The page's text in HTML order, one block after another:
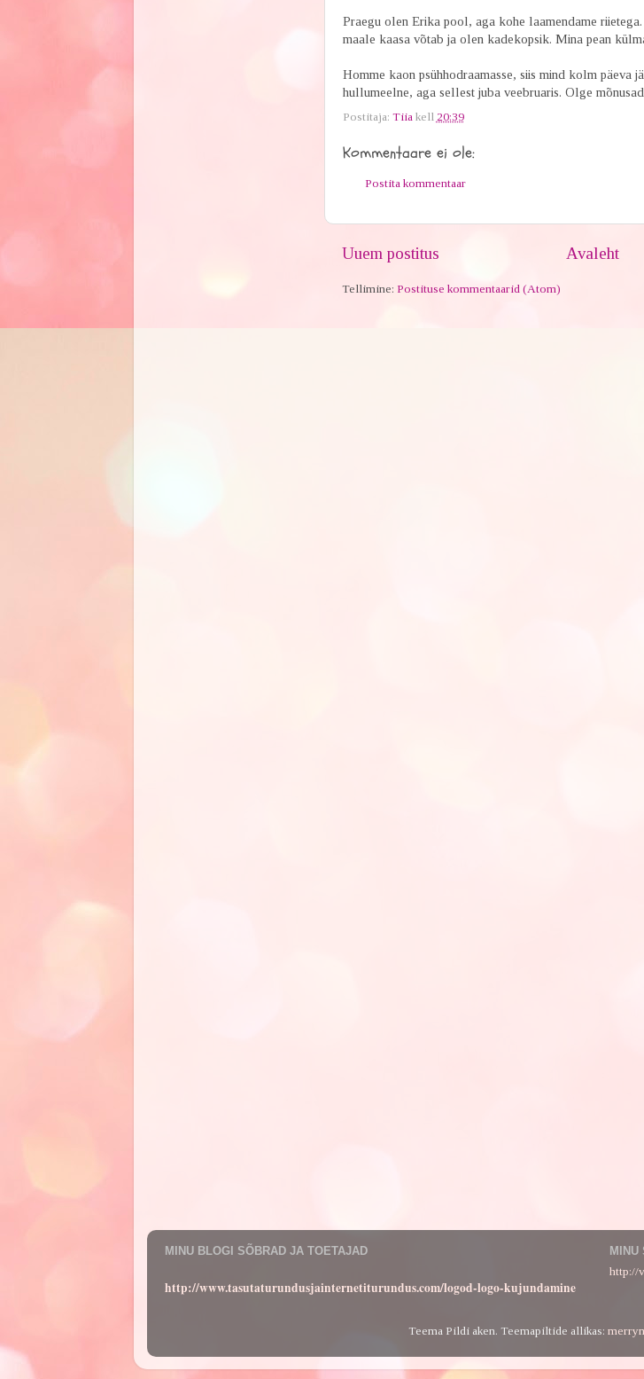
Praegu olen Erika pool, aga kohe laamendame
maale kaasa võtab ja olen kadekopsik. Mina pean
Homme kaon psühhodraamasse, siis mind kolm päeva
hullumeelne, aga sellest juba veebruaris. Olge
Postitaja: Tiia kell 20:39
Kommentaare ei ole:
Postita kommentaar
Uuem postitus Avaleht
Tellimine: Postituse kommentaarid (Atom)
MINU BLOGI SÕBRAD JA TOETAJAD
http://www.tasutaturundusjainternetiturundus.com/logod-logo-kujundamine
MINU
http://
Teema Pildi aken. Teemapiltide allikas: